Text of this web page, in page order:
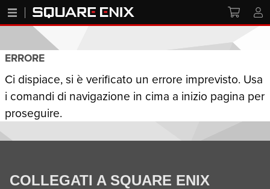
ERRORE
Ci dispiace, si è verificato un errore imprevisto. Usa
i comandi di navigazione in cima a inizio pagina per
proseguire.
COLLEGATI A SQUARE ENIX